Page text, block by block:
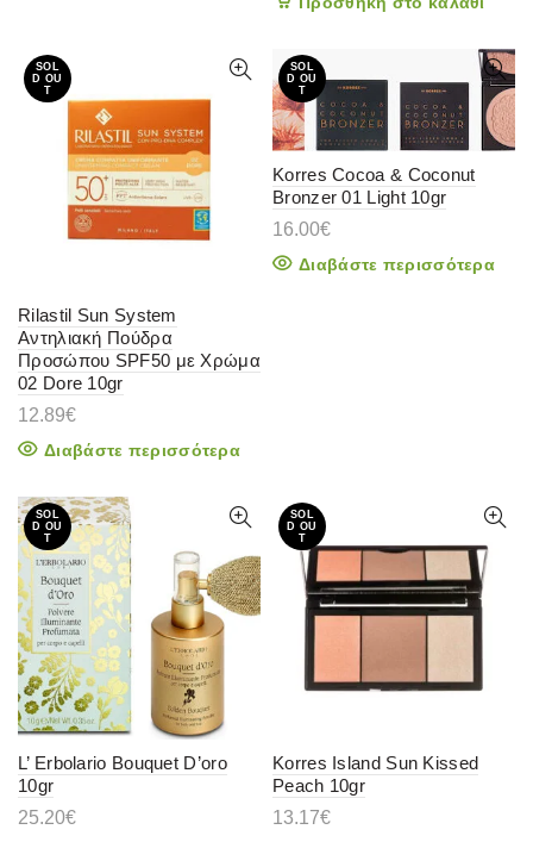
SOL
D OU
T
Rilastil Sun System
Αντηλιακή Πούδρα
Προσώπου SPF50 με Χρώμα
02 Dore 10gr
12.89€
Διαβάστε περισσότερα
SOL
D OU
T
Korres Cocoa & Coconut
Bronzer 01 Light 10gr
16.00€
Διαβάστε περισσότερα
SOL
D OU
T
L’ Erbolario Bouquet D’oro
10gr
25.20€
SOL
D OU
T
Korres Island Sun Kissed
Peach 10gr
13.17€